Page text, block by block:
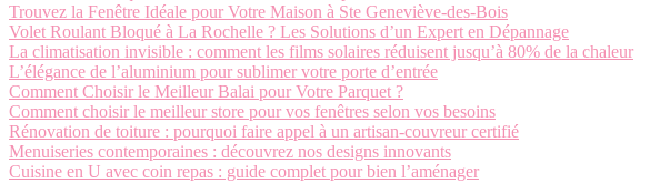
Trouvez la Fenêtre Idéale pour Votre Maison à Ste Geneviève-des-Bois
Volet Roulant Bloqué à La Rochelle ? Les Solutions d’un Expert en Dépannage
La climatisation invisible : comment les films solaires réduisent jusqu’à 80% de la chaleur
L’élégance de l’aluminium pour sublimer votre porte d’entrée
Comment Choisir le Meilleur Balai pour Votre Parquet ?
Comment choisir le meilleur store pour vos fenêtres selon vos besoins
Rénovation de toiture : pourquoi faire appel à un artisan-couvreur certifié
Menuiseries contemporaines : découvrez nos designs innovants
Cuisine en U avec coin repas : guide complet pour bien l’aménager